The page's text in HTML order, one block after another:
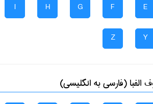
E
F
G
H
I
Y
Z
(فارسی به انگلیسی)